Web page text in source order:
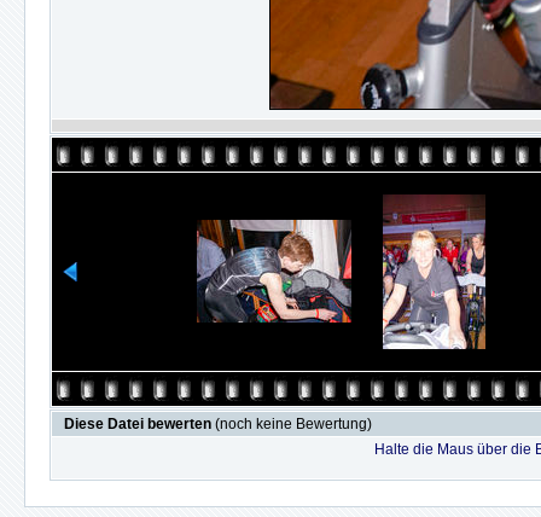
Diese Datei bewerten (noch keine Bewertung)
Halte die Maus über die